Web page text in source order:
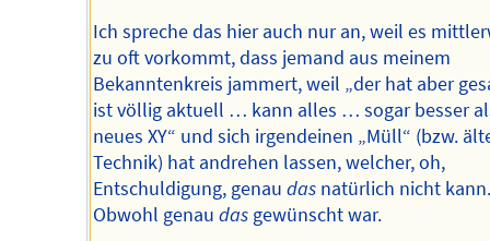
Ich spreche das hier auch nur an, weil es
zu oft vorkommt, dass jemand aus meinem
Bekanntenkreis jammert, weil „der hat aber
ist völlig aktuell … kann alles … sogar besser
neues XY“ und sich irgendeinen „Müll“ (bzw.
Technik) hat andrehen lassen, welcher, oh,
Entschuldigung, genau dasnatürlich nicht kann.
Obwohl genau dasgewünscht war.